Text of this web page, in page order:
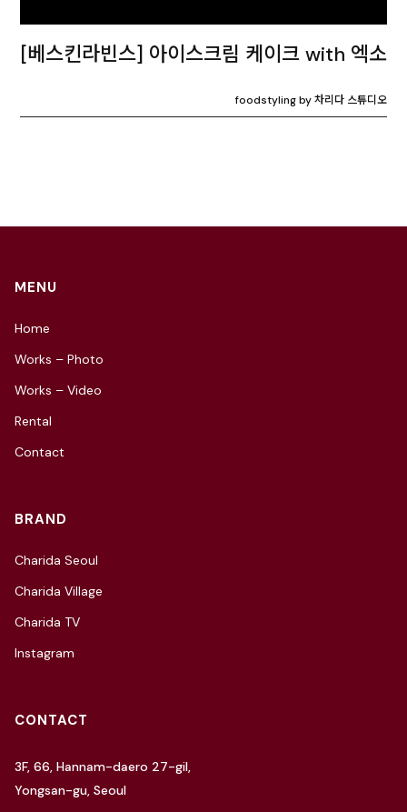
[베스킨라빈스] 아이스크림 케이크 with 엑소
foodstyling by 차리다 스튜디오
MENU
Home
Works – Photo
Works – Video
Rental
Contact
BRAND
Charida Seoul
Charida Village
Charida TV
Instagram
CONTACT
3F, 66, Hannam-daero 27-gil,
Yongsan-gu, Seoul